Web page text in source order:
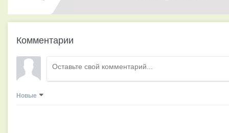
Комментарии
Новые